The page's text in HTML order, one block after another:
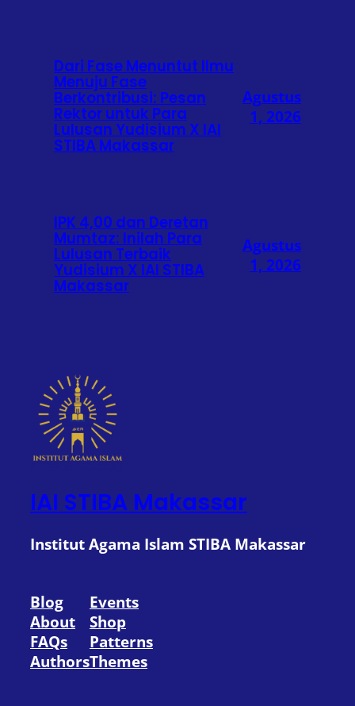
Dari Fase Menuntut Ilmu
Menuju Fase
Berkontribusi: Pesan
Rektor untuk Para
Lulusan Yudisium X IAI
STIBA Makassar
Agustus
1, 2026
IPK 4,00 dan Deretan
Mumtaz: Inilah Para
Lulusan Terbaik
Yudisium X IAI STIBA
Makassar
Agustus
1, 2026
IAI STIBA Makassar
Institut Agama Islam STIBA Makassar
Blog
About
FAQs
Authors
Events
Shop
Patterns
Themes